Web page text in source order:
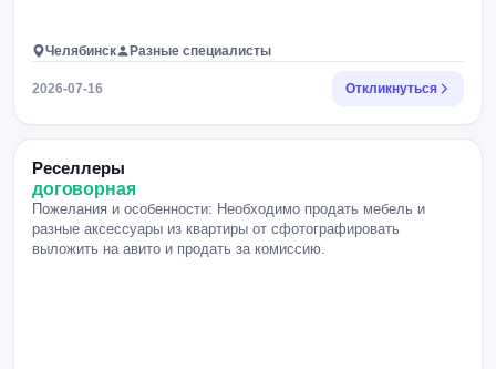
Челябинск Разные специалисты
2026-07-16 Откликнуться
Реселлеры
договорная
Пожелания и особенности: Необходимо продать мебель и
разные аксессуары из квартиры от сфотографировать
выложить на авито и продать за комиссию.